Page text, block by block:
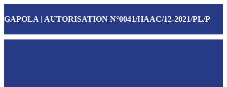
GAPOLA | AUTORISATION N°0041/HAAC/12-2021/PL/P